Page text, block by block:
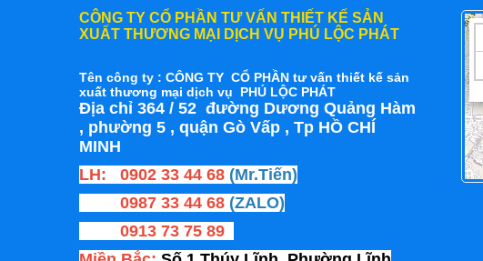
CÔNG TY CỔ PHẦN TƯ VẤN THIẾT KẾ SẢN
XUẤT THƯƠNG MẠI DỊCH VỤ PHÚ LỘC PHÁT
Tên công ty : CÔNG TY CỔ PHẦN tư vấn thiết kế sản
xuất thương mại dịch vụ PHÚ LỘC PHÁT
Địa chỉ 364 / 52 đường Dương Quảng Hàm
, phường 5 , quận Gò Vấp , Tp HỒ CHÍ
MINH
LH: 0902 33 44 68 (Mr.Tiến)
0987 33 44 68 (ZALO)
0913 73 75 89